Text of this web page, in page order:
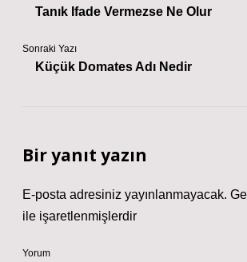
Tanık Ifade Vermezse Ne Olur
Sonraki Yazı
Küçük Domates Adı Nedir
Bir yanıt yazın
E-posta adresiniz yayınlanmayacak.
ile işaretlenmişlerdir
Yorum